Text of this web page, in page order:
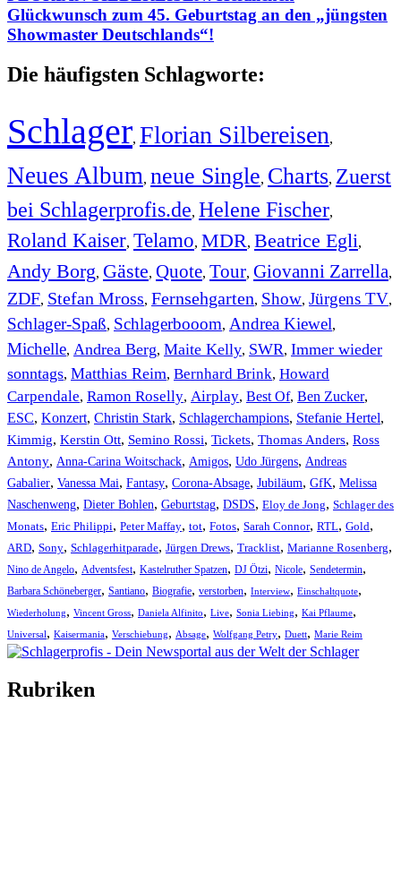
Glückwunsch zum 45. Geburtstag an den „jüngsten
Showmaster Deutschlands“!
Die häufigsten Schlagworte:
Schlager, Florian Silbereisen,
Neues Album, neue Single, Charts, Zuerst
bei Schlagerprofis.de, Helene Fischer,
Roland Kaiser, Telamo, MDR, Beatrice Egli,
Andy Borg, Gäste, Quote, Tour, Giovanni Zarrella,
ZDF, Stefan Mross, Fernsehgarten, Show, Jürgens TV,
Schlager-Spaß, Schlagerbooom, Andrea Kiewel,
Michelle, Andrea Berg, Maite Kelly, SWR, Immer wieder
sonntags, Matthias Reim, Bernhard Brink, Howard
Carpendale, Ramon Roselly, Airplay, Best Of, Ben Zucker,
ESC, Konzert, Christin Stark, Schlagerchampions, Stefanie Hertel,
Kimmig, Kerstin Ott, Semino Rossi, Tickets, Thomas Anders, Ross
Antony, Anna-Carina Woitschack, Amigos, Udo Jürgens, Andreas
Gabalier, Vanessa Mai, Fantasy, Corona-Absage, Jubiläum, GfK, Melissa
Naschenweng, Dieter Bohlen, Geburtstag, DSDS, Eloy de Jong, Schlager des
Monats, Eric Philippi, Peter Maffay, tot, Fotos, Sarah Connor, RTL, Gold,
ARD, Sony, Schlagerhitparade, Jürgen Drews, Tracklist, Marianne Rosenberg,
Nino de Angelo, Adventsfest, Kastelruther Spatzen, DJ Ötzi, Nicole, Sendetermin,
Barbara Schöneberger, Santiano, Biografie, verstorben, Interview, Einschaltquote,
Wiederholung, Vincent Gross, Daniela Alfinito, Live, Sonia Liebing, Kai Pflaume,
Universal, Kaisermania, Verschiebung, Absage, Wolfgang Petry, Duett, Marie Reim
Rubriken